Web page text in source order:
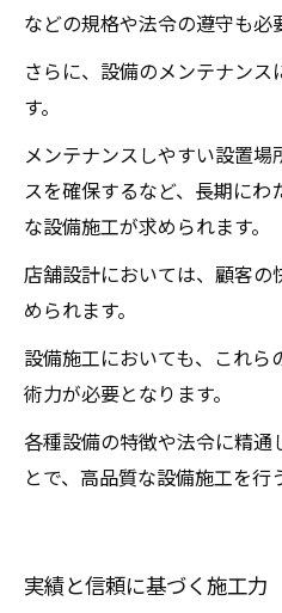
などの規格や法令の遵守も必
さらに、設備のメンテナン
す。
メンテナンスしやすい設置場
スを確保するなど、長期に
な設備施工が求められます。
店舗設計においては、顧客
められます。
設備施工においても、これ
術力が必要となります。
各種設備の特徴や法令に精通
とで、高品質な設備施工を行
実績と信頼に基づく施工力